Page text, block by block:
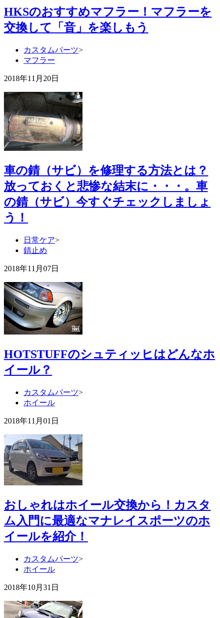
HKSのおすすめマフラー！マフラーを
交換して「音」を楽しもう
カスタムパーツ>
マフラー
2018年11月20日
車の錆（サビ）を修理する方法とは？
放っておくと悲惨な結末に・・・。車
の錆（サビ）今すぐチェックしましょ
う！
日常ケア>
錆止め
2018年11月07日
HOTSTUFFのシュティッヒはどんなホ
イール？
カスタムパーツ>
ホイール
2018年11月01日
おしゃれはホイール交換から！カスタ
ム入門に最適なマナレイスポーツのホ
イールを紹介！
カスタムパーツ>
ホイール
2018年10月31日